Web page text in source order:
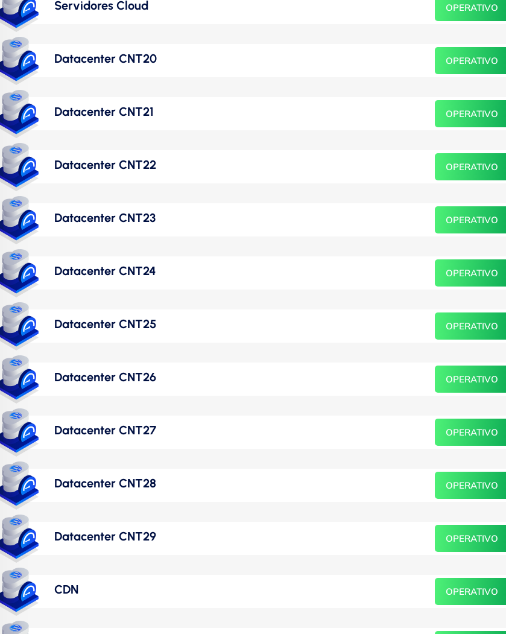
Servidores Cloud OPERATIVO
Datacenter CNT20 OPERATIVO
Datacenter CNT21 OPERATIVO
Datacenter CNT22 OPERATIVO
Datacenter CNT23 OPERATIVO
Datacenter CNT24 OPERATIVO
Datacenter CNT25 OPERATIVO
Datacenter CNT26 OPERATIVO
Datacenter CNT27 OPERATIVO
Datacenter CNT28 OPERATIVO
Datacenter CNT29 OPERATIVO
CDN OPERATIVO